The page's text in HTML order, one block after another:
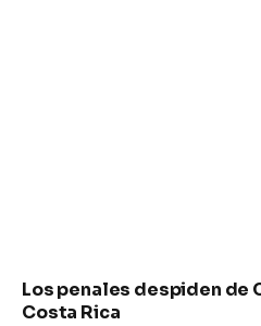
Los penales despiden de
Costa Rica